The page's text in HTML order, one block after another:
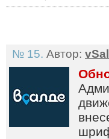
№ 15. Автор: